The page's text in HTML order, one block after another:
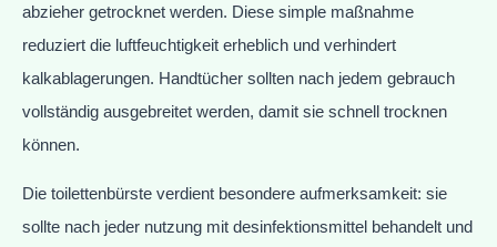
abzieher getrocknet werden. Diese simple maßnahme
reduziert die luftfeuchtigkeit erheblich und verhindert
kalkablagerungen. Handtücher sollten nach jedem gebrauch
vollständig ausgebreitet werden, damit sie schnell trocknen
können.
Die toilettenbürste verdient besondere aufmerksamkeit: sie
sollte nach jeder nutzung mit desinfektionsmittel behandelt und